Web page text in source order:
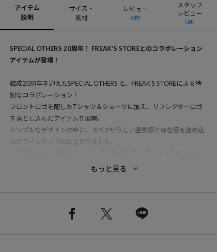
アイテム
説明
サイズ・
素材
レビュー
(2件)
スタッフ
レビュー
(1件)
SPECIAL OTHERS 20周年！ FREAK'S STOREとのコラボレーション
アイテムが登場！
結成20周年を迎えたSPECIAL OTHERS と、FREAK'S STOREによる特
別なコラボレーション！
フロントロゴを配したTシャツ＆ショーツに加え、リフレクターロゴ
を落とし込んだアイテムを展開。
シンプルなデザインの中に、スペアザらしい空気感と存在感を詰め込
んだラインナップに仕上がりました。
●後部のアジャスターで約55cmから約60cmまでサイズ調節可能
もっと見る